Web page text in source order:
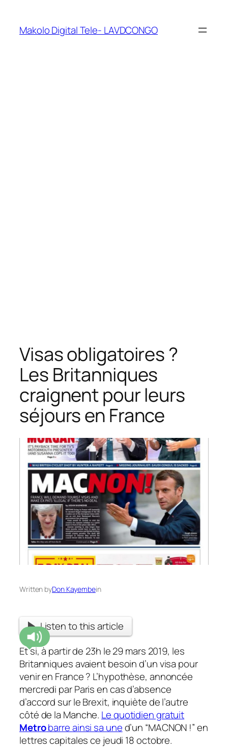
Makolo Digital Tele- LAVDCONGO
Visas obligatoires ?
Les Britanniques
craignent pour leurs
séjours en France
Written byDon Kayembein
Listen to this article
Et si, à partir de 23h le 29 mars 2019, les
Britanniques avaient besoin d’un visa pour
venir en France ? L’hypothèse, annoncée
mercredi par Paris en cas d’absence
d’accord sur le Brexit, inquiète de l’autre
côté de la Manche. Le quotidien gratuit
Metrobarre ainsi sa uned’un “MACNON !” en
lettres capitales ce jeudi 18 octobre.